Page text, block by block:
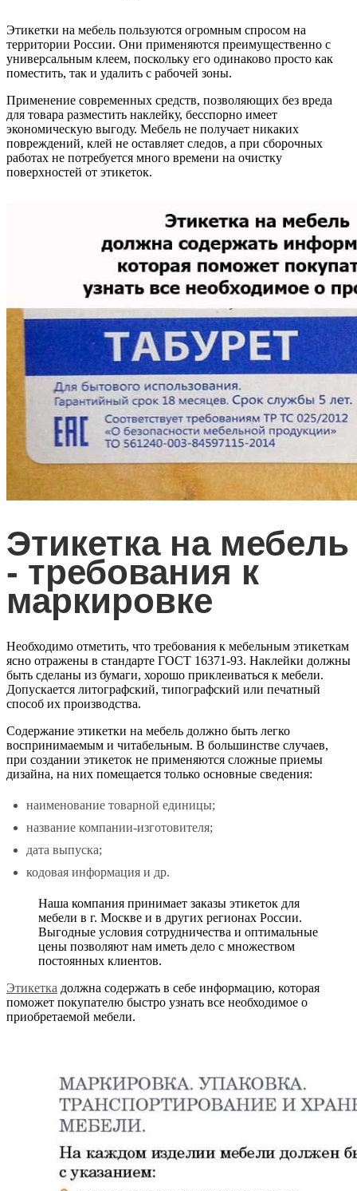
Этикетки на мебель пользуются огромным спросом на
территории России. Они применяются преимущественно с
универсальным клеем, поскольку его одинаково просто как
поместить, так и удалить с рабочей зоны.
Применение современных средств, позволяющих без вреда
для товара разместить наклейку, бесспорно имеет
экономическую выгоду. Мебель не получает никаких
повреждений, клей не оставляет следов, а при сборочных
работах не потребуется много времени на очистку
поверхностей от этикеток.
Этикетка на мебель
- требования к
маркировке
Необходимо отметить, что требования к мебельным этикеткам
ясно отражены в стандарте ГОСТ 16371-93. Наклейки должны
быть сделаны из бумаги, хорошо приклеиваться к мебели.
Допускается литографский, типографский или печатный
способ их производства.
Содержание этикетки на мебель должно быть легко
воспринимаемым и читабельным. В большинстве случаев,
при создании этикеток не применяются сложные приемы
дизайна, на них помещается только основные сведения:
наименование товарной единицы;
название компании-изготовителя;
дата выпуска;
кодовая информация и др.
Наша компания принимает заказы этикеток для
мебели в г. Москве и в других регионах России.
Выгодные условия сотрудничества и оптимальные
цены позволяют нам иметь дело с множеством
постоянных клиентов.
Этикетка должна содержать в себе информацию, которая
поможет покупателю быстро узнать все необходимое о
приобретаемой мебели.